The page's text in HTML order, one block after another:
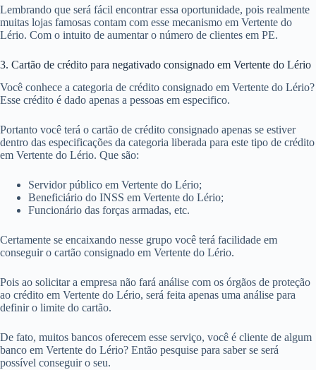
Lembrando que será fácil encontrar essa oportunidade, pois realmente
muitas lojas famosas contam com esse mecanismo em Vertente do
Lério. Com o intuito de aumentar o número de clientes em PE.
3. Cartão de crédito para negativado consignado em Vertente do Lério
Você conhece a categoria de crédito consignado em Vertente do Lério?
Esse crédito é dado apenas a pessoas em especifico.
Portanto você terá o cartão de crédito consignado apenas se estiver
dentro das especificações da categoria liberada para este tipo de crédito
em Vertente do Lério. Que são:
Servidor público em Vertente do Lério;
Beneficiário do INSS em Vertente do Lério;
Funcionário das forças armadas, etc.
Certamente se encaixando nesse grupo você terá facilidade em
conseguir o cartão consignado em Vertente do Lério.
Pois ao solicitar a empresa não fará análise com os órgãos de proteção
ao crédito em Vertente do Lério, será feita apenas uma análise para
definir o limite do cartão.
De fato, muitos bancos oferecem esse serviço, você é cliente de algum
banco em Vertente do Lério? Então pesquise para saber se será
possível conseguir o seu.